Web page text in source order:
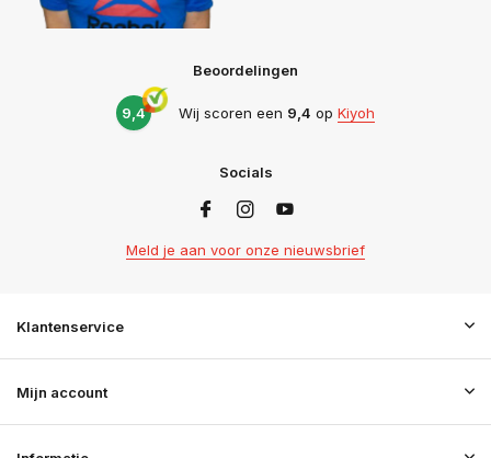
Beoordelingen
9,4 Wij scoren een 9,4 op Kiyoh
Socials
Meld je aan voor onze nieuwsbrief
Klantenservice
Mijn account